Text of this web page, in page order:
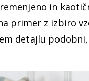
in
primer z izbiro
detajlu